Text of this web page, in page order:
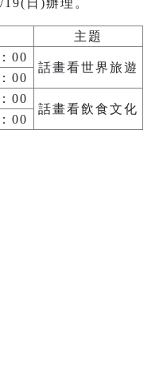
日)辦理。
主題
00
話畫看世界旅遊
00
00
話畫看飲食文化
00